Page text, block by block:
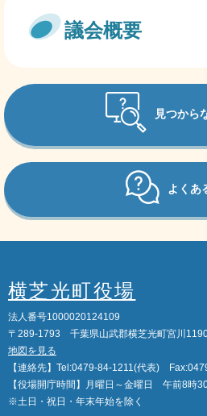
議会概要
見つから
よくあ
横芝光町役場
法人番号1000020124109
〒289-1793 千葉県山武郡横芝光町宮川
地図を見る
【連絡先】Tel:0479-84-1211(代表)
【役場開庁時間】月曜日～金曜日 午前8時
※土日・祝日・年末年始を除く